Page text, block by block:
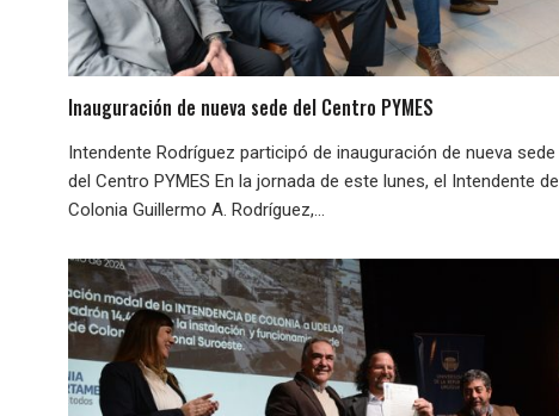
Inauguración de nueva sede del Centro PYMES
Intendente Rodríguez participó de inauguración de nueva sede
del Centro PYMES En la jornada de este lunes, el Intendente de
Colonia Guillermo A. Rodríguez,...